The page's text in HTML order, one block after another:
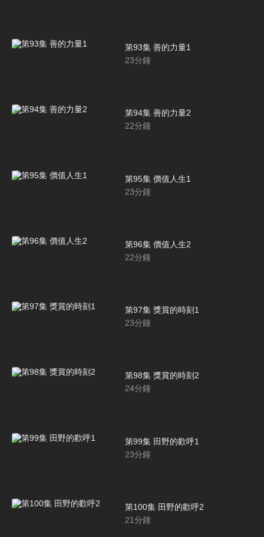
第93集 善的力量1
23分鐘
第94集 善的力量2
22分鐘
第95集 價值人生1
23分鐘
第96集 價值人生2
22分鐘
第97集 獎賞的時刻1
23分鐘
第98集 獎賞的時刻2
24分鐘
第99集 田野的歡呼1
23分鐘
第100集 田野的歡呼2
21分鐘